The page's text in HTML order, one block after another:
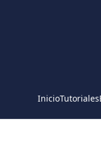
InicioTutoriales